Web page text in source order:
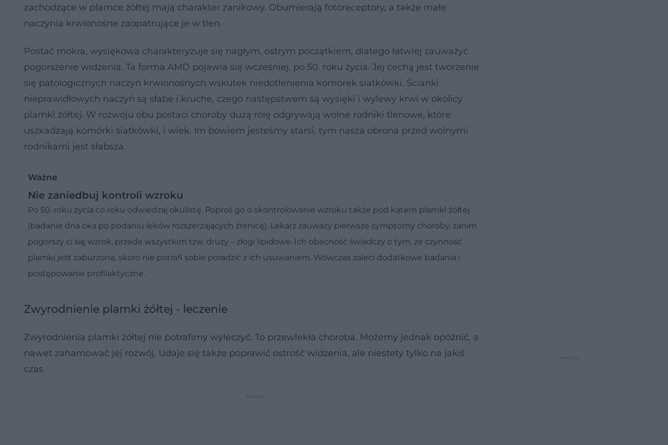
zachodzące w plamce żółtej mają charakter zanikowy. Obumierają fotoreceptory, a także małe
naczynia krwionośne zaopatrujące je w tlen.
Postać mokra, wysiękowa charakteryzuje się nagłym, ostrym początkiem, dlatego łatwiej zauważyć
pogorszenie widzenia. Ta forma AMD pojawia się wcześniej, po 50. roku życia. Jej cechą jest tworzenie
się patologicznych naczyń krwionośnych wskutek niedotlenienia komórek siatkówki. Ścianki
nieprawidłowych naczyń są słabe i kruche, czego następstwem są wysięki i wylewy krwi w okolicy
plamki żółtej. W rozwoju obu postaci choroby dużą rolę odgrywają wolne rodniki tlenowe, które
uszkadzają komórki siatkówki, i wiek. Im bowiem jesteśmy starsi, tym nasza obrona przed wolnymi
rodnikami jest słabsza.
Ważne
Nie zaniedbuj kontroli wzroku
Po 50. roku życia co roku odwiedzaj okulistę. Poproś go o skontrolowanie wzroku także pod kątem plamki żółtej
(badanie dna oka po podaniu leków rozszerzających źrenicę). Lekarz zauważy pierwsze symptomy choroby, zanim
pogorszy ci się wzrok, przede wszystkim tzw. druzy – złogi lipidowe. Ich obecność świadczy o tym, że czynność
plamki jest zaburzona, skoro nie potrafi sobie poradzić z ich usuwaniem. Wówczas zaleci dodatkowe badania i
postępowanie profilaktyczne.
Zwyrodnienie plamki żółtej - leczenie
Zwyrodnienia plamki żółtej nie potrafimy wyleczyć. To przewlekła choroba. Możemy jednak opóźnić, a
nawet zahamować jej rozwój. Udaje się także poprawić ostrość widzenia, ale niestety tylko na jakiś
czas.